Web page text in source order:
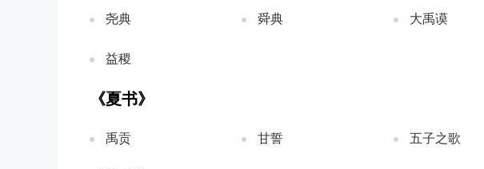
尧典 舜典 大禹谟
益稷
《夏书》
禹贡 甘誓 五子之歌